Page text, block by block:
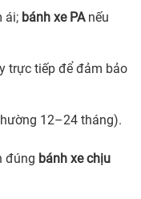
ái; bánh xe PAnếu
trực tiếp để đảm bảo
12–24 tháng).
đúng bánh xe chịu